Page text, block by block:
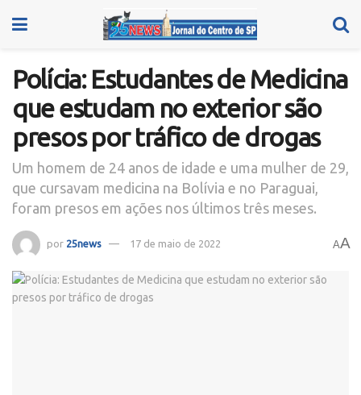
Polícia: Estudantes de Medicina
que estudam no exterior são
presos por tráfico de drogas
Um homem de 24 anos de idade e uma mulher de 29,
que cursavam medicina na Bolívia e no Paraguai,
foram presos em ações nos últimos três meses.
por 25news 17 de maio de 2022 AA